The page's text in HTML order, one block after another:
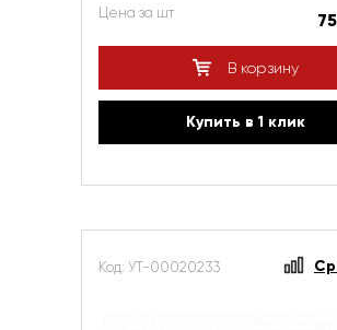
Цена за шт 75
В корзину
Купить в 1 клик
Код: УТ-00020233